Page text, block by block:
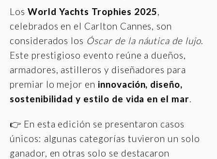
Los World Yachts Trophies 2025,
celebrados en el Carlton Cannes, son
considerados los Óscar de la náutica de lujo.
Este prestigioso evento reúne a dueños,
armadores, astilleros y diseñadores para
premiar lo mejor en innovación, diseño,
sostenibilidad y estilo de vida en el mar.
👉 En esta edición se presentaron casos
únicos: algunas categorías tuvieron un solo
ganador, en otras solo se destacaron